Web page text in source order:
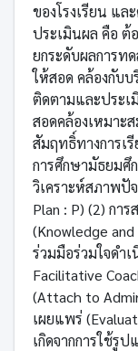
ของโรงเรียน แล
ประเมินผล คือ ต้
ยกระดับผลการท
ให้สอด คล้องกับ
ติดตามและประเ
สอดคล้องเหมาะ
สัมฤทธิ์ทางการเ
การศึกษามัธยมศึ
วิเคราะห์สภาพปั
Plan : P) (2) กา
(Knowledge and
ร่วมมือร่วมใจดำ
Facilitative
(Attach to
เผยแพร่
เกิดจากการใช้รู